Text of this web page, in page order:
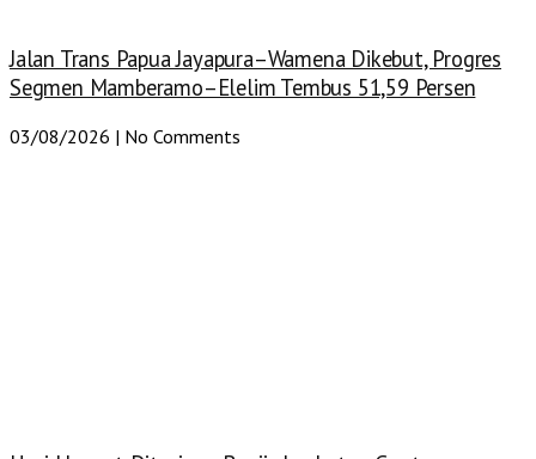
Jalan Trans Papua Jayapura–Wamena Dikebut, Progres
Segmen Mamberamo–Elelim Tembus 51,59 Persen
03/08/2026 No Comments